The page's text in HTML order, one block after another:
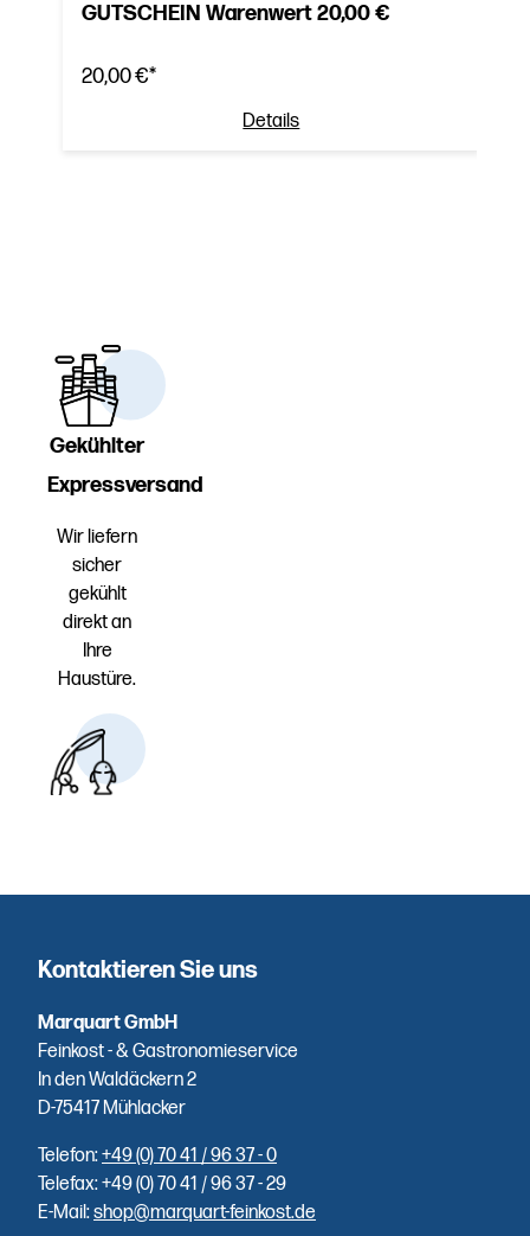
GUTSCHEIN Warenwert 20,00 €
20,00 €*
Details
Gekühlter
Expressversand
Wir liefern
sicher
gekühlt
direkt an
Ihre
Haustüre.
– direkt aus
eigenen
Räucherei.
Einfache
Bezahlung
Kontaktieren Sie uns
Marquart GmbH
Feinkost - & Gastronomieservice
In den Waldäckern 2
D-75417 Mühlacker
Telefon:+49 (0) 70 41 / 96 37 - 0
Telefax: +49 (0) 70 41 / 96 37 - 29
E-Mail:shop@marquart-feinkost.de